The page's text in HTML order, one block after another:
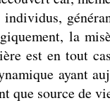
la
est en tout
ayant
que source de